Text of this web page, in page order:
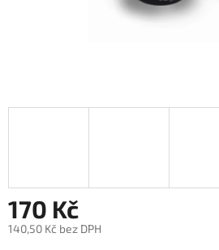
170 Kč
140,50 Kč bez DPH